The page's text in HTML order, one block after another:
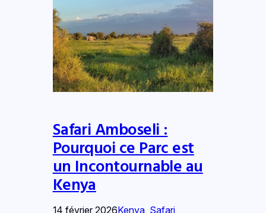
Safari Amboseli :
Pourquoi ce Parc est
un Incontournable au
Kenya
14 février 2026Kenya, Safari